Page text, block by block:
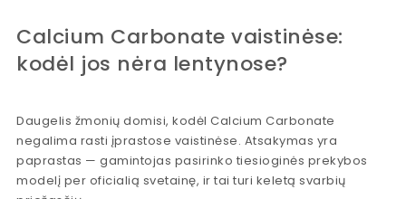
Calcium Carbonate vaistinėse:
kodėl jos nėra lentynose?
Daugelis žmonių domisi, kodėl Calcium Carbonate
negalima rasti įprastose vaistinėse. Atsakymas yra
paprastas — gamintojas pasirinko tiesioginės prekybos
modelį per oficialią svetainę, ir tai turi keletą svarbių